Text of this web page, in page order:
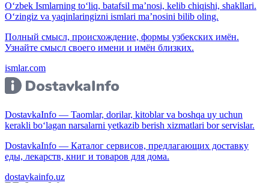
O‘zbek Ismlarning to‘liq, batafsil ma’nosi, kelib chiqishi, shakllari.
O‘zingiz va yaqinlaringizni ismlari ma’nosini bilib oling.
Полный смысл, происхождение, формы узбекских имён.
Узнайте смысл своего имени и имён близких.
ismlar.com
DostavkaInfo — Taomlar, dorilar, kitoblar va boshqa uy uchun
kerakli bo‘lagan narsalarni yetkazib berish xizmatlari bor servislar.
DostavkaInfo — Каталог сервисов, предлагающих доставку
еды, лекарств, книг и товаров для дома.
dostavkainfo.uz